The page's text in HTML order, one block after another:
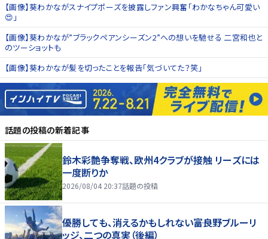
【画像】葵わかながスナイプポーズを披露しファン興奮「わかなちゃん可愛い
😍」
【画像】葵わかなが”ブラックペアンシーズン2”への想いを馳せる 二宮和也と
のツーショットも
【画像】葵わかなが髪を切ったことを報告「気づいてた？笑」
話題の投稿の新着記事
鈴木彩艶争奪戦、欧州4クラブが接触 リーズには
一度断りか
2026/08/04 20:37話題の投稿
優勝しても、消えるかもしれない――富良野ブルーリ
ッジ、二つの真実（後編）